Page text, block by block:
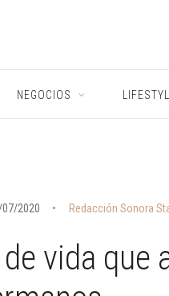
NEGOCIOS
07/2020 Redacción Sonora
vida que